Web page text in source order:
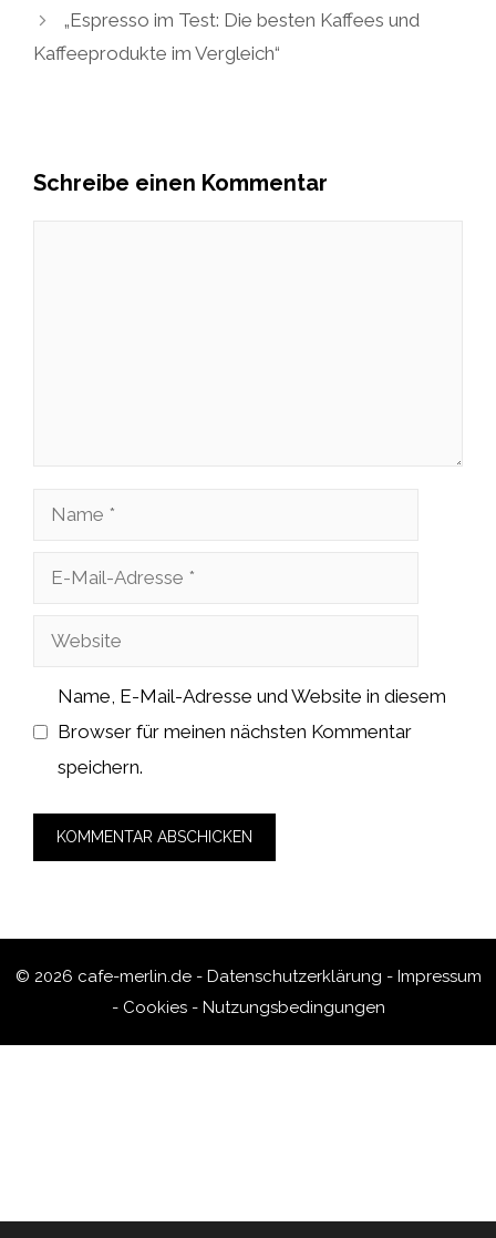
„Espresso im Test: Die besten Kaffees und
Kaffeeprodukte im Vergleich“
Schreibe einen Kommentar
Name
Adresse
Website
Name, E-Mail-Adresse und Website in diesem
Browser für meinen nächsten Kommentar
speichern.
© 2026 cafe-merlin.de - Datenschutzerklärung - Impressum
- Cookies- Nutzungsbedingungen